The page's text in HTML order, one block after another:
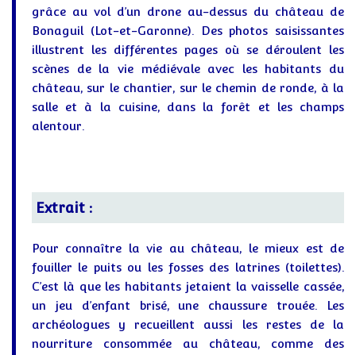
grâce au vol d’un drone au-dessus du château de
Bonaguil (Lot-et-Garonne). Des photos saisissantes
illustrent les différentes pages où se déroulent les
scènes de la vie médiévale avec les habitants du
château, sur le chantier, sur le chemin de ronde, à la
salle et à la cuisine, dans la forêt et les champs
alentour.
Extrait :
Pour connaître la vie au château, le mieux est de
fouiller le puits ou les fosses des latrines (toilettes).
C’est là que les habitants jetaient la vaisselle cassée,
un jeu d’enfant brisé, une chaussure trouée. Les
archéologues y recueillent aussi les restes de la
nourriture consommée au château, comme des